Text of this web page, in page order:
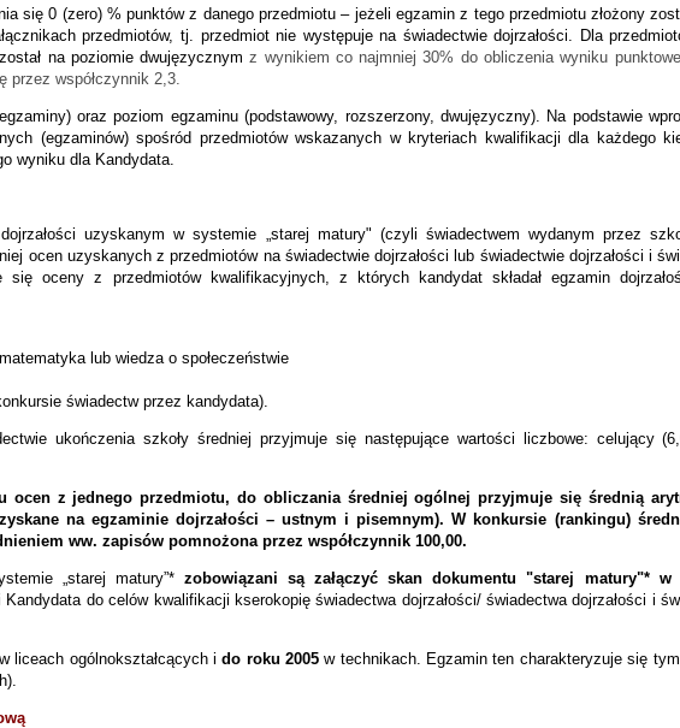
się 0 (zero) % punktów z danego przedmiotu – jeżeli egzamin z tego przedmiotu złożony
przedmiotów, tj. przedmiot nie występuje na świadectwie dojrzałości. Dla
na poziomie dwujęzycznymz wynikiem co najmniej 30% do obliczenia wyniku
przez współczynnik 2,3.
oraz poziom egzaminu (podstawowy, rozszerzony, dwujęzyczny). Na podstawie
(egzaminów) spośród przedmiotów wskazanych w kryteriach kwalifikacji dla każdego
wyniku dla Kandydata.
uzyskanym w systemie „starej matury" (czyli świadectwem wydanym przez
ocen uzyskanych z przedmiotów na świadectwie dojrzałości lub świadectwie dojrzałości i
oceny z przedmiotów kwalifikacyjnych, z których kandydat składał egzamin
lub wiedza o społeczeństwie
świadectw przez kandydata).
ukończenia szkoły średniej przyjmuje się następujące wartości liczbowe: celujący
ocen z jednego przedmiotu, do obliczania średniej ogólnej przyjmuje się średnią
na egzaminie dojrzałości – ustnym i pisemnym). W konkursie (rankingu)
ww. zapisów pomnożona przez współczynnik 100,00.
„starej matury”*zobowiązani są załączyć skan dokumentu "starej matury"* w
Kandydata do celów kwalifikacji kserokopię świadectwa dojrzałości/ świadectwa dojrzałości i
liceach ogólnokształcących ido roku 2005 w technikach. Egzamin ten charakteryzuje się